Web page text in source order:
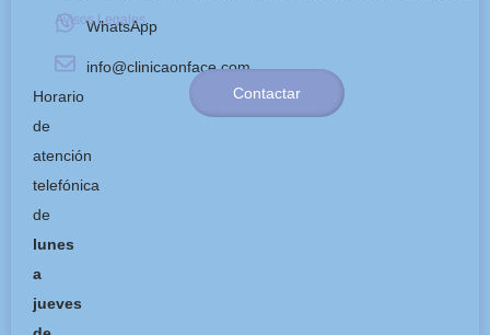
WhatsApp
info@clinicaonface.com
Horario
de
atención
telefónica
de
lunes
a
jueves
Avisos Legales.
Contactar